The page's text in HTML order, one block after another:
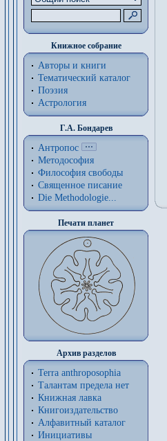
Книжное собрание
Авторы и книги
Тематический каталог
Поэзия
Астрология
Г.А. Бондарев
Антропос
Методософия
Философия cвободы
Священное писание
Die Methodologie...
Печати планет
Архив разделов
Terra anthroposophia
Талантам предела нет
Книжная лавка
Книгоиздательство
Алфавитный каталог
Инициативы